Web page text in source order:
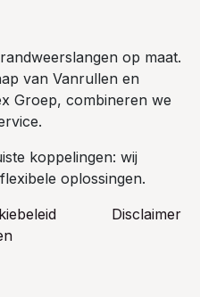
op maat.
van Vanrullen en
Groep, combineren we
koppelingen: wij
oplossingen.
​Disclaimer